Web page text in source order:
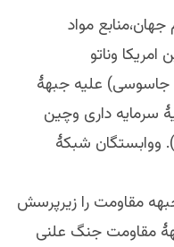
مواد
امریکا وناتو
جاسوسی) علیه جبهۀ
سرمایه داری وچین
ووابستگان شبکۀ
مقاومت را زیرپرسش
مقاومت جنگ علنی